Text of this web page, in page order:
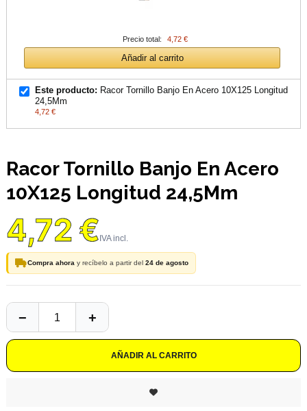
Precio total: 4,72 €
Añadir al carrito
Este producto: Racor Tornillo Banjo En Acero 10X125 Longitud
24,5Mm
4,72 €
Racor Tornillo Banjo En Acero
10X125 Longitud 24,5Mm
4,72 €
Compra ahora y recíbelo a partir del 24 de agosto
AÑADIR AL CARRITO